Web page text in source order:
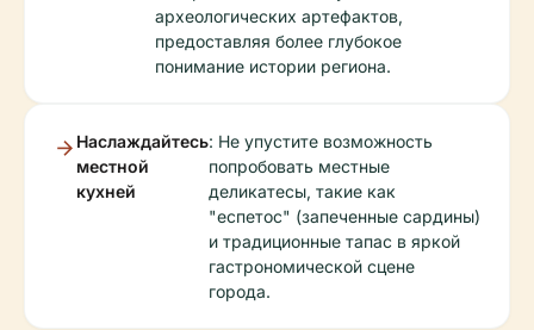
археологических артефактов,
предоставляя более глубокое
понимание истории региона.
Наслаждайтесь
местной
кухней
: Не упустите возможность
попробовать местные
деликатесы, такие как
"еспетос" (запеченные сардины)
и традиционные тапас в яркой
гастрономической сцене
города.